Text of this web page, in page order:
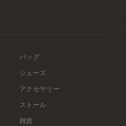
バッグ
シューズ
アクセサリー
ストール
雑貨